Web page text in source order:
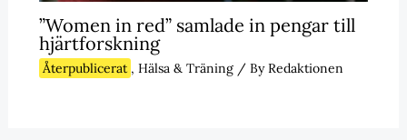
”Women in red” samlade in pengar till
hjärtforskning
Återpublicerat , Hälsa & Träning/ ByRedaktionen